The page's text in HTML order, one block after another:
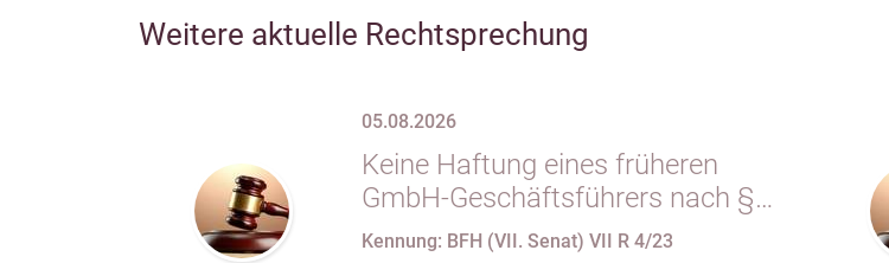
Weitere aktuelle Rechtsprechung
05.08.2026
Keine Haftung eines früheren
GmbH-Geschäftsführers nach §
69 Satz 1 i.V.m. § 34 Abs. 1 AO
Kennung: BFH (VII. Senat) VII R 4/23